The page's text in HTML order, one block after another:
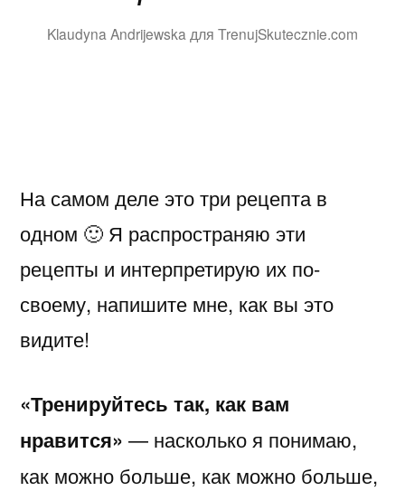
Klaudyna Andrijewska для TrenujSkutecznie.com
На самом деле это три рецепта в
одном 🙂 Я распространяю эти
рецепты и интерпретирую их по-
своему, напишите мне, как вы это
видите!
«Тренируйтесь так, как вам
нравится» — насколько я понимаю,
как можно больше, как можно больше,